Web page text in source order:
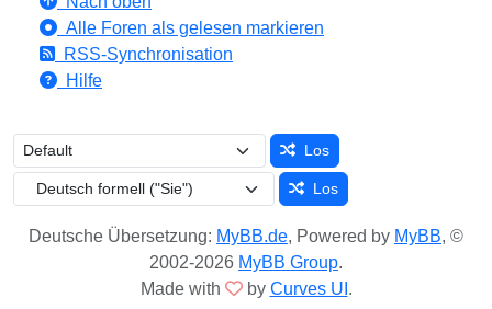
Alle Foren als gelesen markieren
RSS-Synchronisation
Hilfe
Los
Los
Deutsche Übersetzung: MyBB.de, Powered by MyBB, ©
2002-2026 MyBB Group.
Made with
by Curves UI .